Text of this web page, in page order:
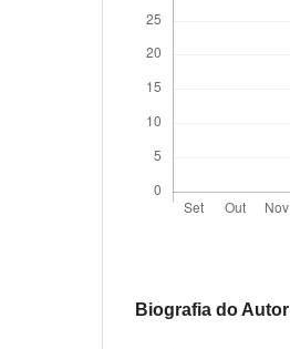
Biografia do Autor